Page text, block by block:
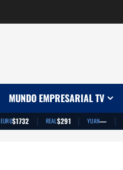
MUNDO EMPRESARIAL TV
EURO$1732 | REAL$291 | YUAN— |